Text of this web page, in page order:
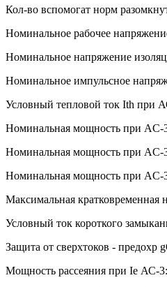
Кол-во вспомогат норм
Номинальное рабочее
Номинальное напряжение
Номинальное импульсное
Условный тепловой ток Ith при
Номинальная мощность при AC-
Номинальная мощность при AC-
Номинальная мощность при AC-
Максимальная кратковременная
Условный ток короткого
Защита от сверхтоков - предохр
Мощность рассеяния при Ie АС-